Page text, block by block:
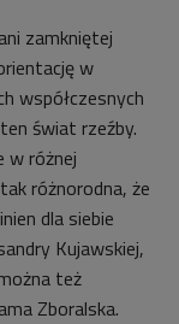
zamkniętej
w
współczesnych
świat rzeźby.
w różnej
różnorodna, że
dla siebie
Kujawskiej,
też
Zboralska.